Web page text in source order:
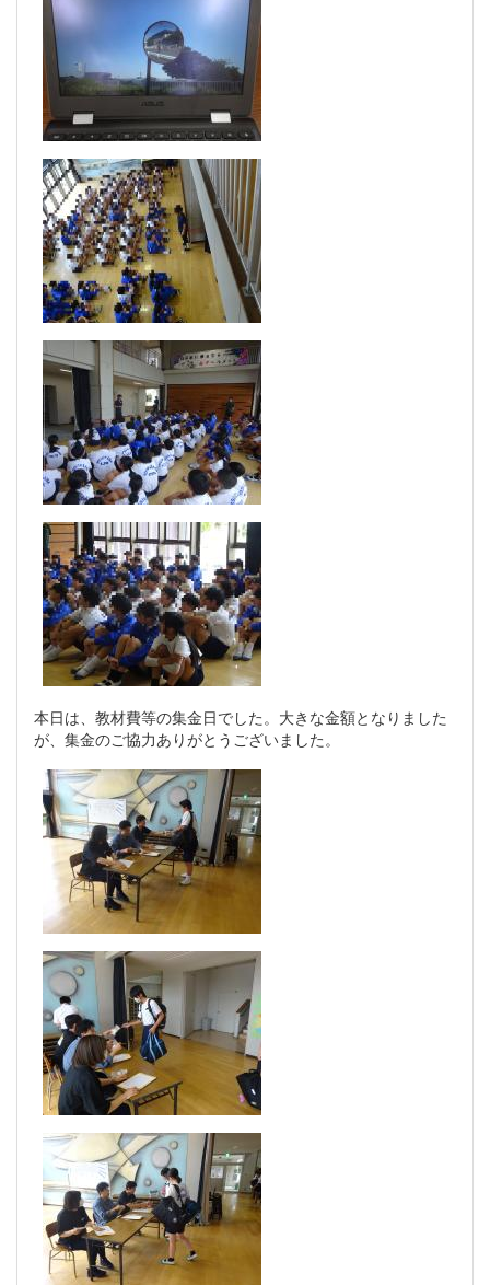
本日は、教材費等の集金日でした。大きな金額となりました
が、集金のご協力ありがとうございました。